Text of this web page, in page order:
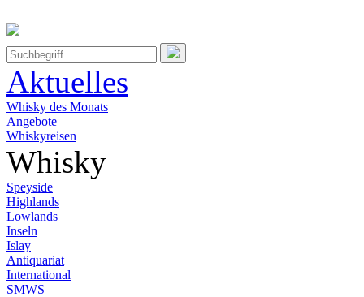
Aktuelles
Whisky des Monats
Angebote
Whiskyreisen
Whisky
Speyside
Highlands
Lowlands
Inseln
Islay
Antiquariat
International
SMWS